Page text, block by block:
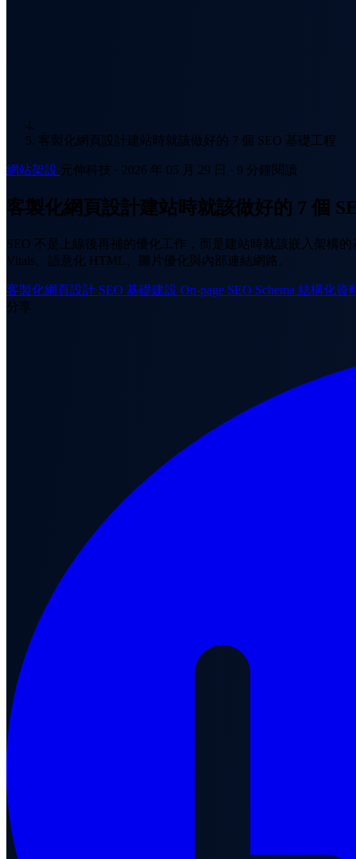
客製化網頁設計建站時就該做好的 7 個 SEO 基礎工程
網站架設 元伸科技 · 2026 年 05 月 29 日 · 9 分鐘閱讀
客製化網頁設計建站時就該做好的 7 個
SEO 不是上線後再補的優化工作，而是建站時就該嵌入架構
Vitals、語意化 HTML、圖片優化與內部連結網路。
客製化網頁設計 SEO 基礎建設 On-page SEO Schema 結構化資
分享